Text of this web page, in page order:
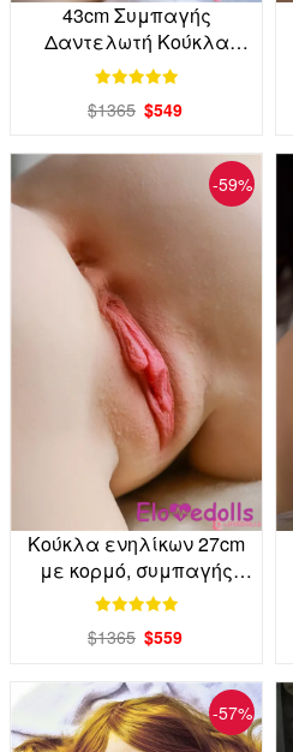
43cm Συμπαγής
Δαντελωτή Κούκλα
Ενηλίκων με Κορμό από
Αποστολή
$1365 $549
-59%
Κούκλα ενηλίκων 27cm
με κορμό, συμπαγής
αποθήκευση,
τοποθέτηση στο
$1365 $559
-57%